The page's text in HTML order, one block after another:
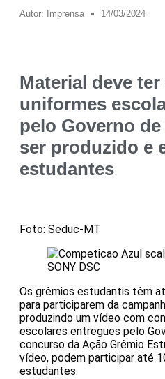
Autor: Imprensa 14/03/2024
Material deve
uniformes
pelo Governo
ser produzido e
estudantes
Foto: Seduc-MT
SONY DSC
Os grêmios estudantis têm
para participarem da
produzindo um vídeo com
escolares entregues pelo
concurso da Ação Grêmio
vídeo, podem participar até
estudantes.